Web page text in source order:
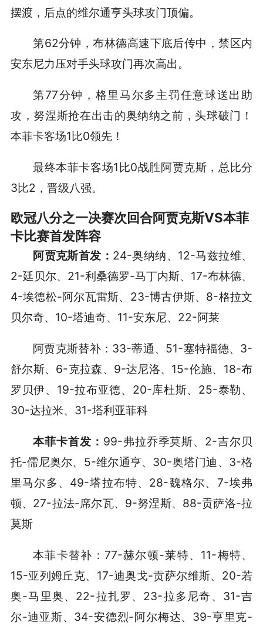
摆渡，后点的维尔通亨头球攻门顶偏。
第62分钟，布林德高速下底后传中，禁区内
安东尼力压对手头球攻门再次高出。
第77分钟，格里马尔多主罚任意球送出助
攻，努涅斯抢在出击的奥纳纳之前，头球破门！
本菲卡客场1比0领先！
最终本菲卡客场1比0战胜阿贾克斯，总比分
3比2，晋级八强。
欧冠八分之一决赛次回合阿贾克斯VS本菲
卡比赛首发阵容
阿贾克斯首发： 24-奥纳纳、12-马兹拉维、
2-廷贝尔、21-利桑德罗-马丁内斯、17-布林德、
4-埃德松-阿尔瓦雷斯、23-博古伊斯、8-格拉文
贝尔奇、10-塔迪奇、11-安东尼、22-阿莱
阿贾克斯替补：33-蒂通、51-塞特福德、3-
舒尔斯、6-克拉森、9-达尼洛、15-伦施、18-布
罗贝伊、19-拉布亚德、20-库杜斯、25-泰勒、
30-达拉米、31-塔利亚菲科
本菲卡首发： 99-弗拉乔季莫斯、2-吉尔贝
托-儒尼奥尔、5-维尔通亨、30-奥塔门迪、3-格
里马尔多、49-塔拉布特、28-魏格尔、7-埃弗
顿、27-拉法-席尔瓦、9-努涅斯、88-贡萨洛-拉
莫斯
本菲卡替补：77-赫尔顿-莱特、11-梅特、
15-亚列姆丘克、17-迪奥戈-贡萨尔维斯、20-若
奥-马里奥、22-拉扎罗、23-拉多尼奇、31-吉
尔-迪亚斯、34-安德烈-阿尔梅达、39-亨里克-